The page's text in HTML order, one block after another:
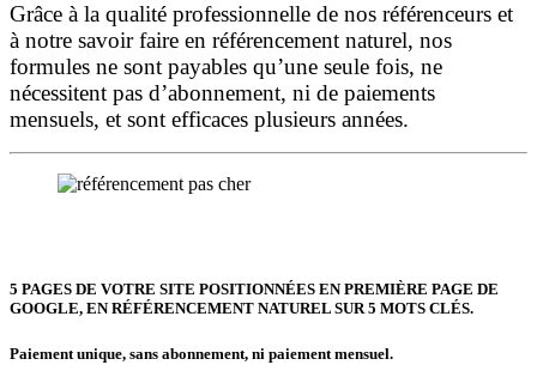
Grâce à la qualité professionnelle de nos référenceurs et
à notre savoir faire en référencement naturel, nos
formules ne sont payables qu’une seule fois, ne
nécessitent pas d’abonnement, ni de paiements
mensuels, et sont efficaces plusieurs années.
5 PAGES DE VOTRE SITE POSITIONNÉES EN PREMIÈRE PAGE DE
GOOGLE, EN RÉFÉRENCEMENT NATUREL SUR 5 MOTS CLÉS.
Paiement unique, sans abonnement, ni paiement mensuel.